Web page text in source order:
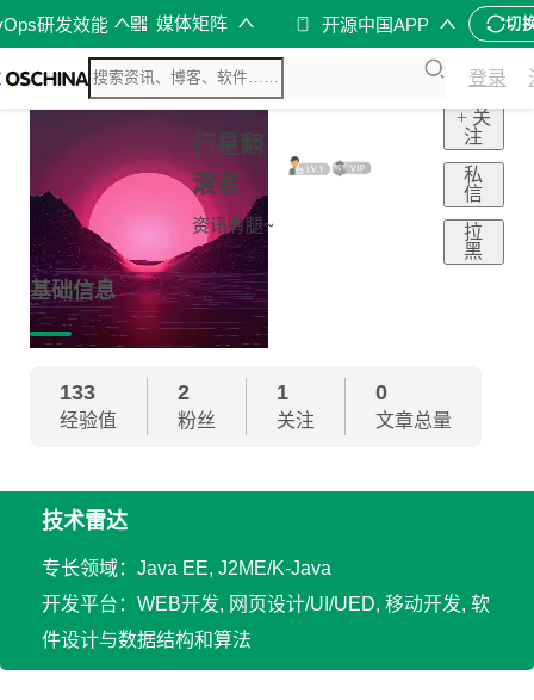
研发效能 媒体矩阵 开源中国APP 切
登录
行星翻
滚者
资讯有腿~
+ 关
注
私
信
拉
黑
基础信息
133
经验值
2
粉丝
1
关注
0
文章总量
技术雷达
专长领域：Java EE, J2ME/K-Java
开发平台：WEB开发, 网页设计/UI/UED, 移动开发, 软
件设计与数据结构和算法